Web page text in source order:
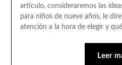
artículo, consideraremos las
para niños de nueve años, le
atención a la hora de elegir y
Leer